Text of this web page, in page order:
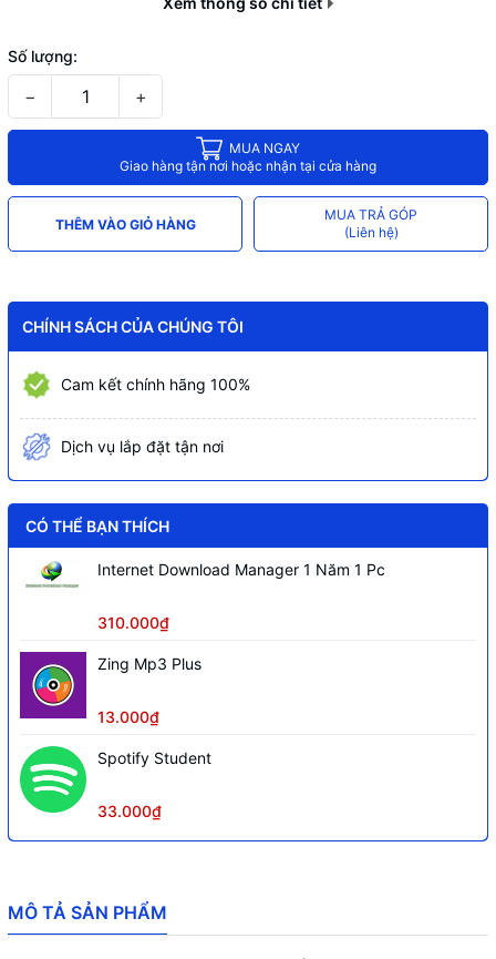
-10°C ~ 40°C
Độ ẩm làm việc
Số lượng:
− +
MUA NGAY
Giao hàng tận nơi hoặc nhận tại cửa hàng
THÊM VÀO GIỎ HÀNG
MUA TRẢ GÓP
(Liên hệ)
CHÍNH SÁCH CỦA CHÚNG TÔI
Cam kết chính hãng 100%
Dịch vụ lắp đặt tận nơi
CÓ THỂ BẠN THÍCH
Internet Download Manager 1 Năm 1 Pc
310.000₫
Zing Mp3 Plus
13.000₫
Spotify Student
33.000₫
MÔ TẢ SẢN PHẨM